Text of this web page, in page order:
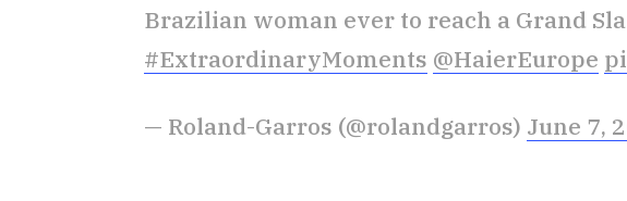
Brazilian woman ever to reach a Grand
#ExtraordinaryMoments @HaierEurope
— Roland-Garros (@rolandgarros) June 7,